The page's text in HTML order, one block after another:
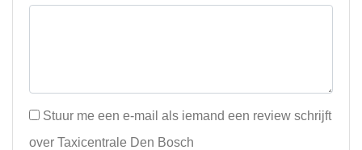
Stuur me een e-mail als iemand een review schrijft
over Taxicentrale Den Bosch